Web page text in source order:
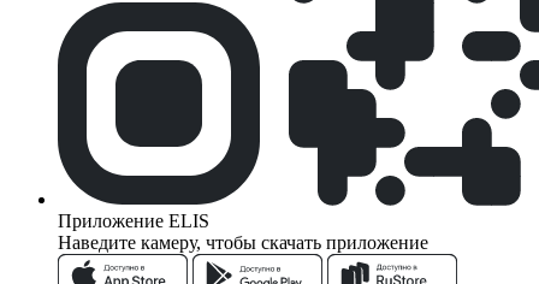
Приложение ELIS
Наведите камеру, чтобы скачать приложение